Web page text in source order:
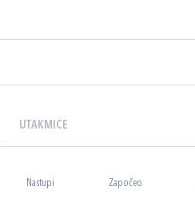
UTAKMICE
Nastupi Započeo